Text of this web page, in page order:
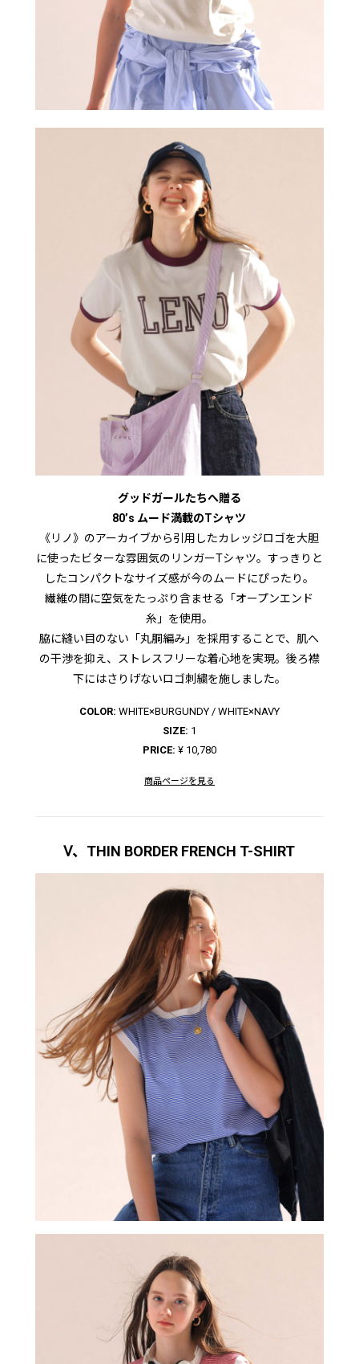
グッドガールたちへ贈る
80’s ムード満載のTシャツ
《リノ》のアーカイブから引用したカレッジロゴを大胆
に使ったビターな雰囲気のリンガーTシャツ。すっきりと
したコンパクトなサイズ感が今のムードにぴったり。
繊維の間に空気をたっぷり含ませる「オープンエンド
糸」を使用。
脇に縫い目のない「丸胴編み」を採用することで、肌へ
の干渉を抑え、ストレスフリーな着心地を実現。後ろ襟
下にはさりげないロゴ刺繍を施しました。
COLOR: WHITE×BURGUNDY / WHITE×NAVY
SIZE: 1
PRICE: ¥ 10,780
商品ページを見る
Ⅴ、THIN BORDER FRENCH T-SHIRT